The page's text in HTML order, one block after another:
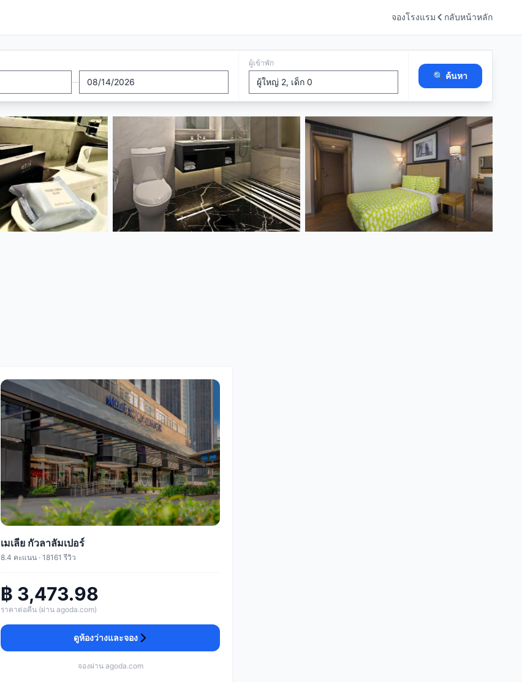
จองโรงแรม กลับหน้าหลัก
—
ผู้เข้าพัก
🔍 ค้นหา
เมเลีย กัวลาลัมเปอร์
8.4 คะแนน · 18161 รีวิว
฿ 3,473.98
ราคาต่อคืน (ผ่าน agoda.com)
ดูห้องว่างและจอง
จองผ่าน agoda.com